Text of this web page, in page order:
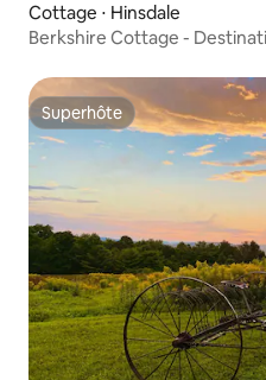
Cottage ⋅ Hinsdale
Berkshire Cottage -
Superhôte
Superhôte